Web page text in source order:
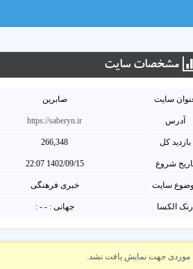
مشخصات سايت
سايت صابرین
آدرس https://saberyn.ir
بازدید کل 266,348
شروع 1402/09/15 22:07
سایت خبری فرهنگی
رنک الکسا جهانی : - - :
موردی جهت نمایش یافت نشد.